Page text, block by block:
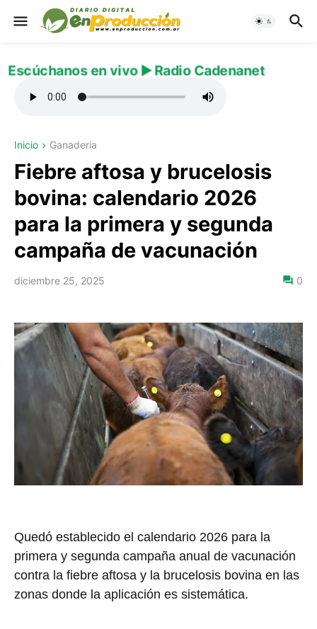
Escúchanos en vivo ▶️ Radio Cadenanet
Inicio Ganaderia
Fiebre aftosa y brucelosis
bovina: calendario 2026
para la primera y segunda
campaña de vacunación
diciembre 25, 2025 0
Quedó establecido el calendario 2026 para la
primera y segunda campaña anual de vacunación
contra la fiebre aftosa y la brucelosis bovina en las
zonas donde la aplicación es sistemática.